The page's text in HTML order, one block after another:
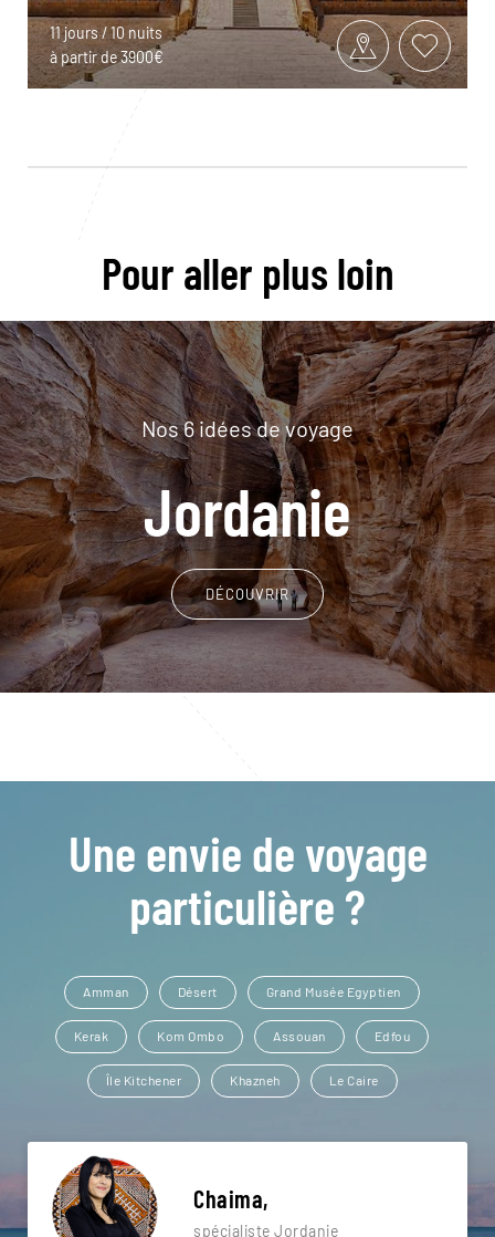
11 jours / 10 nuits
à partir de 3900€
Pour aller plus loin
Nos 6 idées de voyage
Jordanie
DÉCOUVRIR
Une envie de voyage
particulière ?
Amman Désert Grand Musée Egyptien
Kerak Kom Ombo Assouan Edfou
Île Kitchener Khazneh Le Caire
Chaima,
spécialiste Jordanie